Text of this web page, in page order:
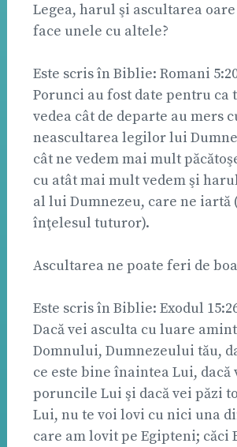
Legea, harul şi ascultarea oare
face unele cu altele?
Este scris în Biblie: Romani
Porunci au fost date pentru ca
vedea cât de departe au mers
neascultarea legilor lui
cât ne vedem mai mult
cu atât mai mult vedem şi
al lui Dumnezeu, care ne iartă
înţelesul tuturor).
Ascultarea ne poate feri de
Este scris în Biblie: Exodul
Dacă vei asculta cu luare
Domnului, Dumnezeului tău,
ce este bine înaintea Lui, dacă
poruncile Lui şi dacă vei păzi
Lui, nu te voi lovi cu nici una
care am lovit pe Egipteni; căci